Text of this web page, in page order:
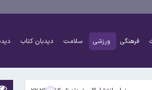
فرهنگی ورزشی سلامت دیدبان کتاب